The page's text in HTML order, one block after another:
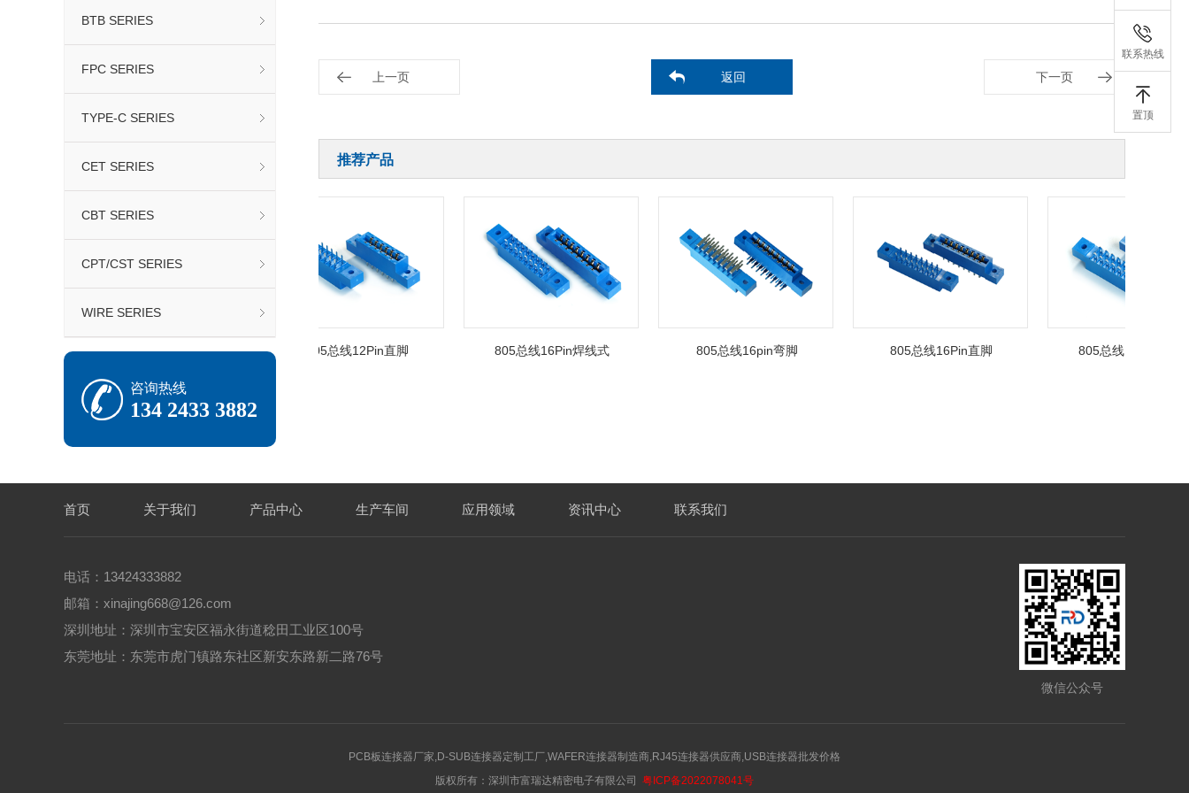
BTB SERIES
FPC SERIES
TYPE-C SERIES
CET SERIES
CBT SERIES
CPT/CST SERIES
WIRE SERIES
咨询热线
134 2433 3882
上一页 返回 下一页
推荐产品
805总线12Pin弯脚 805总线12Pin直脚 805总线16Pin焊线式 805总线16pin弯脚 805总线16Pin直脚 805总线12Pin焊线式
首页 关于我们 产品中心 生产车间 应用领域 资讯中心 联系我们
电话：13424333882
邮箱：xinajing668@126.com
深圳地址：深圳市宝安区福永街道稔田工业区100号
东莞地址：东莞市虎门镇路东社区新安东路新二路76号
微信公众号
PCB板连接器厂家,D-SUB连接器定制工厂,WAFER连接器制造商,RJ45连接器供应商,USB连接器批发价格
版权所有：深圳市富瑞达精密电子有限公司 粤ICP备2022078041号
联系热线
置顶